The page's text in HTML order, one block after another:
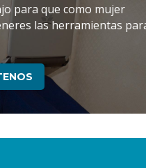
para que como mujer
las herramientas